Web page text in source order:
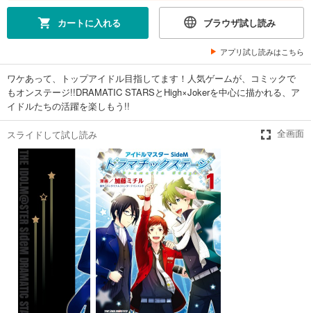
カートに入れる ブラウザ試し読み
アプリ試し読みはこちら
ワケあって、トップアイドル目指してます！人気ゲームが、コミックで
もオンステージ!!DRAMATIC STARSとHigh×Jokerを中心に描かれる、ア
イドルたちの活躍を楽しもう!!
スライドして試し読み 全画面